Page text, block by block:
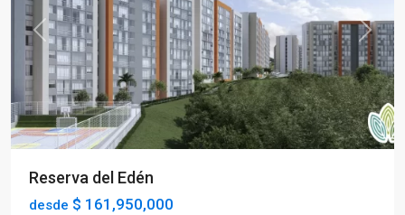
Previous Next
Reserva del Edén
desde $ 161,950,000